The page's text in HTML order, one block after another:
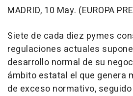
MADRID, 10 May. (EUROPA
Siete de cada diez pymes
regulaciones actuales
desarrollo normal de su
ámbito estatal el que genera
de exceso normativo,